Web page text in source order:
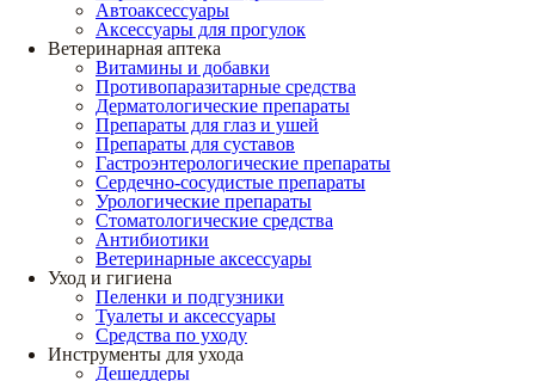
Автоаксессуары
Аксессуары для прогулок
Ветеринарная аптека
Витамины и добавки
Противопаразитарные средства
Дерматологические препараты
Препараты для глаз и ушей
Препараты для суставов
Гастроэнтерологические препараты
Сердечно-сосудистые препараты
Урологические препараты
Стоматологические средства
Антибиотики
Ветеринарные аксессуары
Уход и гигиена
Пеленки и подгузники
Туалеты и аксессуары
Средства по уходу
Инструменты для ухода
Дешеддеры